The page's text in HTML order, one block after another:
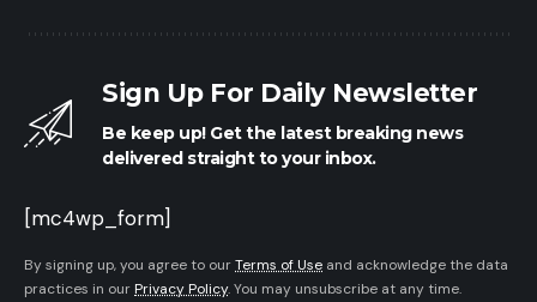
Sign Up For Daily Newsletter
Be keep up! Get the latest breaking news
delivered straight to your inbox.
[mc4wp_form]
By signing up, you agree to ourTerms of Use and acknowledge the data
practices in our Privacy Policy. You may unsubscribe at any time.